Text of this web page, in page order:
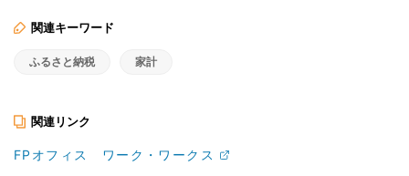
関連キーワード
ふるさと納税 家計
関連リンク
FPオフィス ワーク・ワークス